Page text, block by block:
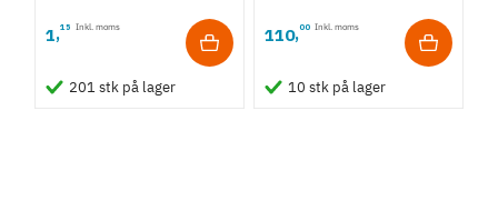
1,15 Inkl. moms
201 stk på lager
110,00 Inkl. moms
10 stk på lager